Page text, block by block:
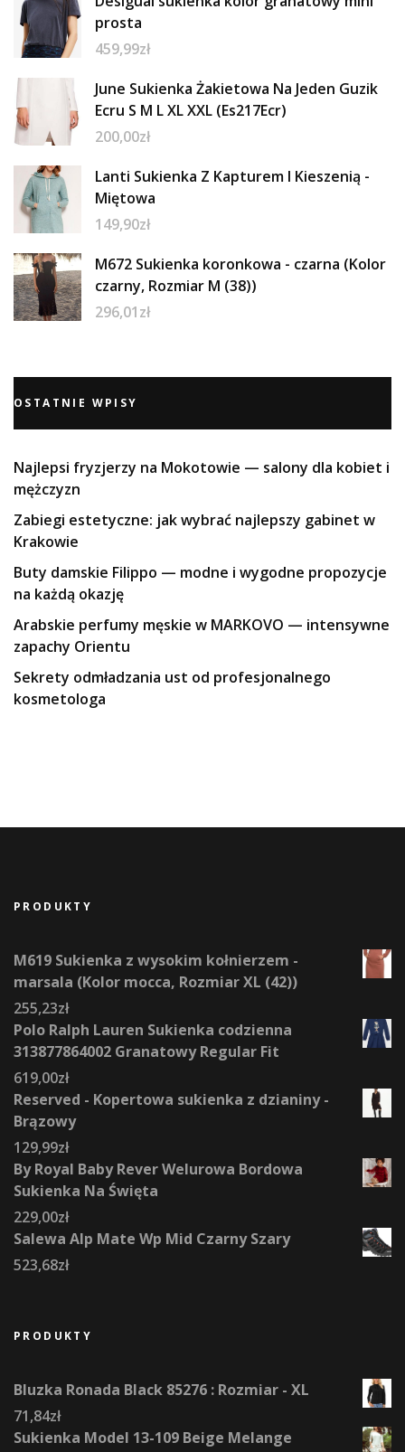
prosta
459,99zł
June Sukienka Żakietowa Na Jeden Guzik
Ecru S M L XL XXL (Es217Ecr)
200,00zł
Lanti Sukienka Z Kapturem I Kieszenią -
Miętowa
149,90zł
M672 Sukienka koronkowa - czarna (Kolor
czarny, Rozmiar M (38))
296,01zł
OSTATNIE WPISY
Najlepsi fryzjerzy na Mokotowie — salony dla kobiet i
mężczyzn
Zabiegi estetyczne: jak wybrać najlepszy gabinet w
Krakowie
Buty damskie Filippo — modne i wygodne propozycje
na każdą okazję
Arabskie perfumy męskie w MARKOVO — intensywne
zapachy Orientu
Sekrety odmładzania ust od profesjonalnego
kosmetologa
PRODUKTY
M619 Sukienka z wysokim kołnierzem -
marsala (Kolor mocca, Rozmiar XL (42))
255,23zł
Polo Ralph Lauren Sukienka codzienna
313877864002 Granatowy Regular Fit
619,00zł
Reserved - Kopertowa sukienka z dzianiny -
Brązowy
129,99zł
By Royal Baby Rever Welurowa Bordowa
Sukienka Na Święta
229,00zł
Salewa Alp Mate Wp Mid Czarny Szary
523,68zł
PRODUKTY
Bluzka Ronada Black 85276 : Rozmiar - XL
71,84zł
Sukienka Model 13-109 Beige Melange